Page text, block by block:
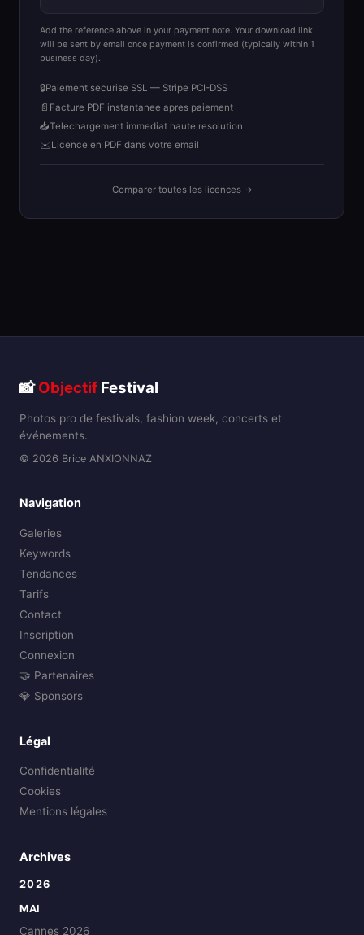
Add the reference above in your payment note. Your download link
will be sent by email once payment is confirmed (typically within 1
business day).
🔒Paiement securise SSL — Stripe PCI-DSS
📄 Facture PDF instantanee apres paiement
📥Telechargement immediat haute resolution
✉️Licence en PDF dans votre email
Comparer toutes les licences →
📸Objectif Festival
Photos pro de festivals, fashion week, concerts et
événements.
© 2026 Brice ANXIONNAZ
Navigation
Galeries
Keywords
Tendances
Tarifs
Contact
Inscription
Connexion
🤝 Partenaires
💎 Sponsors
Légal
Confidentialité
Cookies
Mentions légales
Archives
2026
MAI
Cannes 2026